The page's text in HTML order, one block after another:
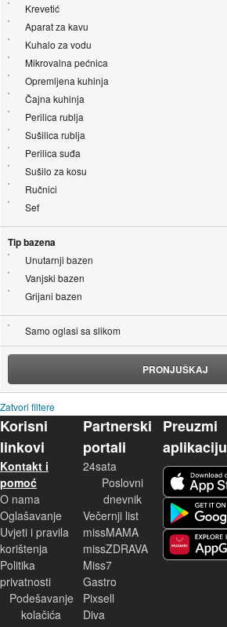
Krevetić
Aparat za kavu
Kuhalo za vodu
Mikrovalna pećnica
Opremljena kuhinja
Čajna kuhinja
Perilica rublja
Sušilica rublja
Perilica suđa
Sušilo za kosu
Ručnici
Sef
Tip bazena
Unutarnji bazen
Vanjski bazen
Grijani bazen
Samo oglasi sa slikom
PRONJUŠKAJ
Zatvori filtere
Korisni
linkovi
Kontakt i
pomoć
O nama
Oglašavanje
Uvjeti i pravila
korištenja
Politika
privatnosti
Podešavanje
kolačića
Partnerski
portali
24sata
Poslovni
dnevnik
Večernji list
missMAMA
missZDRAVA
Miss7
Gastro
Pixsell
Diva
Preuzmi
aplikaciju